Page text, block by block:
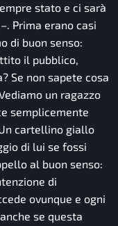
stato e ci sarà
. Prima erano casi
di buon senso:
il pubblico,
Se non sapete cosa
un ragazzo
semplicemente
cartellino giallo
di lui se fossi
al buon senso:
di
ovunque e ogni
se questa